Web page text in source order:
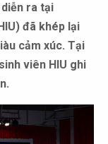
diễn ra tại
đã khép lại
cảm xúc. Tại
viên HIU ghi